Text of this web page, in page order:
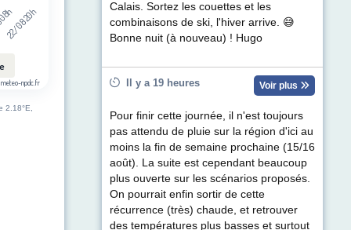
22/08 20h
meteo-npdc.fr
2.18°E,
Calais. Sortez les couettes et les
combinaisons de ski, l'hiver arrive. 😅
Bonne nuit (à nouveau) ! Hugo
Il y a 19 heures Voir plus
Pour finir cette journée, il n'est toujours
pas attendu de pluie sur la région d'ici au
moins la fin de semaine prochaine (15/16
août). La suite est cependant beaucoup
plus ouverte sur les scénarios proposés.
On pourrait enfin sortir de cette
récurrence (très) chaude, et retrouver
des températures plus basses et surtout